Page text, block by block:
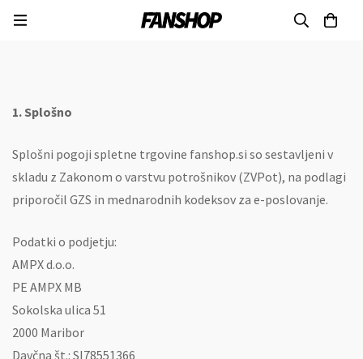
1. Splošno
Splošni pogoji spletne trgovine fanshop.si so sestavljeni v
skladu z Zakonom o varstvu potrošnikov (ZVPot), na podlagi
priporočil GZS in mednarodnih kodeksov za e-poslovanje.
Podatki o podjetju:
AMPX d.o.o.
PE AMPX MB
Sokolska ulica 51
2000 Maribor
Davčna št.: SI78551366